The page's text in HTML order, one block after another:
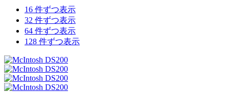
16 件ずつ表示
32 件ずつ表示
64 件ずつ表示
128 件ずつ表示